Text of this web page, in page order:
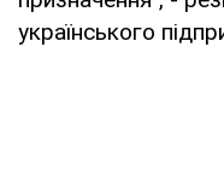
українського